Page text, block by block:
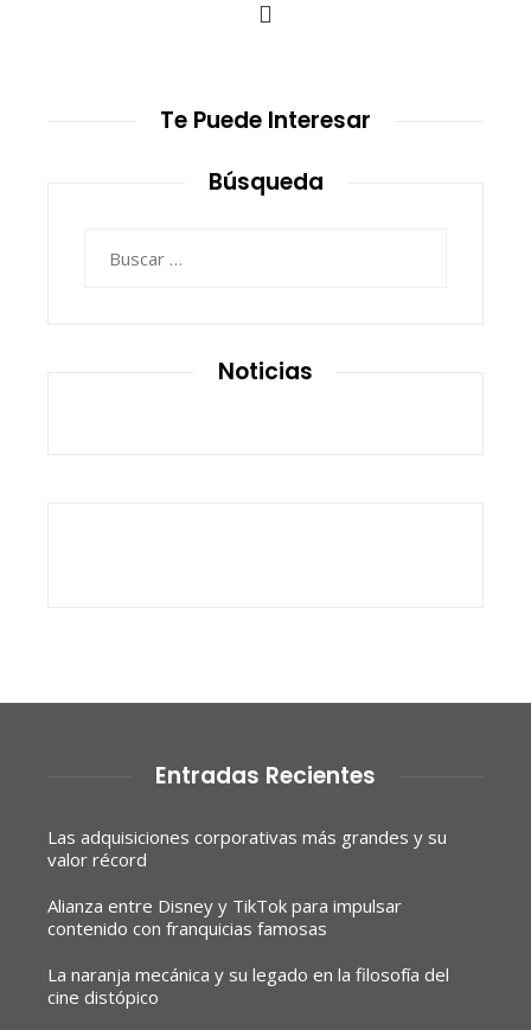
Te Puede Interesar
Búsqueda
Noticias
Entradas Recientes
Las adquisiciones corporativas más grandes y su
valor récord
Alianza entre Disney y TikTok para impulsar
contenido con franquicias famosas
La naranja mecánica y su legado en la filosofía del
cine distópico